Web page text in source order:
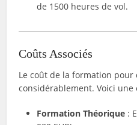
de 1500 heures de vol.
Coûts Associés
Le coût de la formation
considérablement. Voici
Formation Théorique :